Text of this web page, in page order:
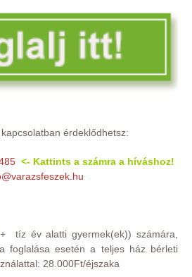
érdeklődhetsz:
<- Kattints a számra a híváshoz!
tíz év alatti gyermek(ek)) számára,
foglalása esetén a teljes ház bérleti
28.000Ft/éjszaka